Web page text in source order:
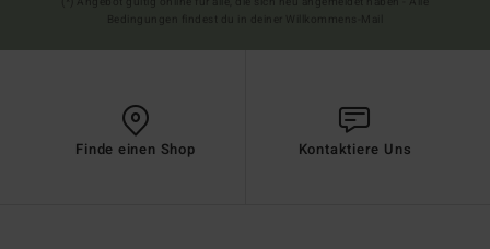
Finde einen Shop Kontaktiere Uns